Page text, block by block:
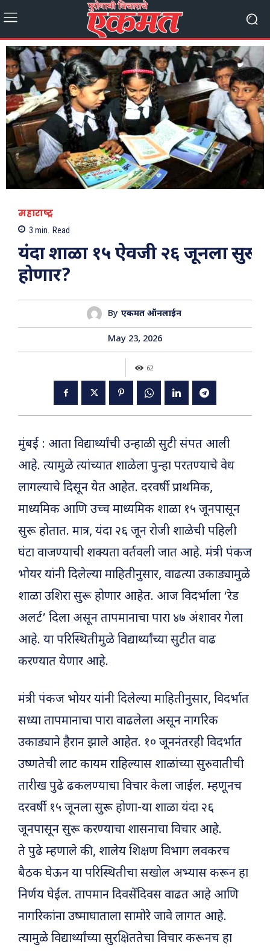
महाराष्ट्र
3 min. Read
यंदा शाळा १५ ऐवजी २६ जूनला सुरू
होणार?
By एकमत ऑनलाईन
May 23, 2026
62
मुंबई : आता विद्यार्थ्यांची उन्हाळी सुटी संपत आली
आहे. त्यामुळे त्यांच्यात शाळेला पुन्हा परतण्याचे वेध
लागल्याचे दिसून येत आहेत. दरवर्षी प्राथमिक,
माध्यमिक आणि उच्च माध्यमिक शाळा १५ जूनपासून
सुरू होतात. मात्र, यंदा २६ जून रोजी शाळेची पहिली
घंटा वाजण्याची शक्यता वर्तवली जात आहे. मंत्री पंकज
भोयर यांनी दिलेल्या माहितीनुसार, वाढत्या उकाड्यामुळे
शाळा उशिरा सुरू होणार आहेत. आज विदर्भाला ‘रेड
अलर्ट’ दिला असून तापमानाचा पारा ४७ अंशावर गेला
आहे. या परिस्थितीमुळे विद्यार्थ्यांच्या सुटीत वाढ
करण्यात येणार आहे.
मंत्री पंकज भोयर यांनी दिलेल्या माहितीनुसार, विदर्भात
सध्या तापमानाचा पारा वाढलेला असून नागरिक
उकाड्याने हैरान झाले आहेत. १० जूननंतरही विदर्भात
उष्णतेची लाट कायम राहिल्यास शाळांच्या सुरुवातीची
तारीख पुढे ढकलण्याचा विचार केला जाईल. म्हणूनच
दरवर्षी १५ जूनला सुरू होणा-या शाळा यंदा २६
जूनपासून सुरू करण्याचा शासनाचा विचार आहे.
ते पुढे म्हणाले की, शालेय शिक्षण विभाग लवकरच
बैठक घेऊन या परिस्थितीचा सखोल अभ्यास करून हा
निर्णय घेईल. तापमान दिवसेंदिवस वाढत आहे आणि
नागरिकांना उष्माघाताला सामोरे जावे लागत आहे.
त्यामुळे विद्यार्थ्यांच्या सुरक्षिततेचा विचार करूनच हा